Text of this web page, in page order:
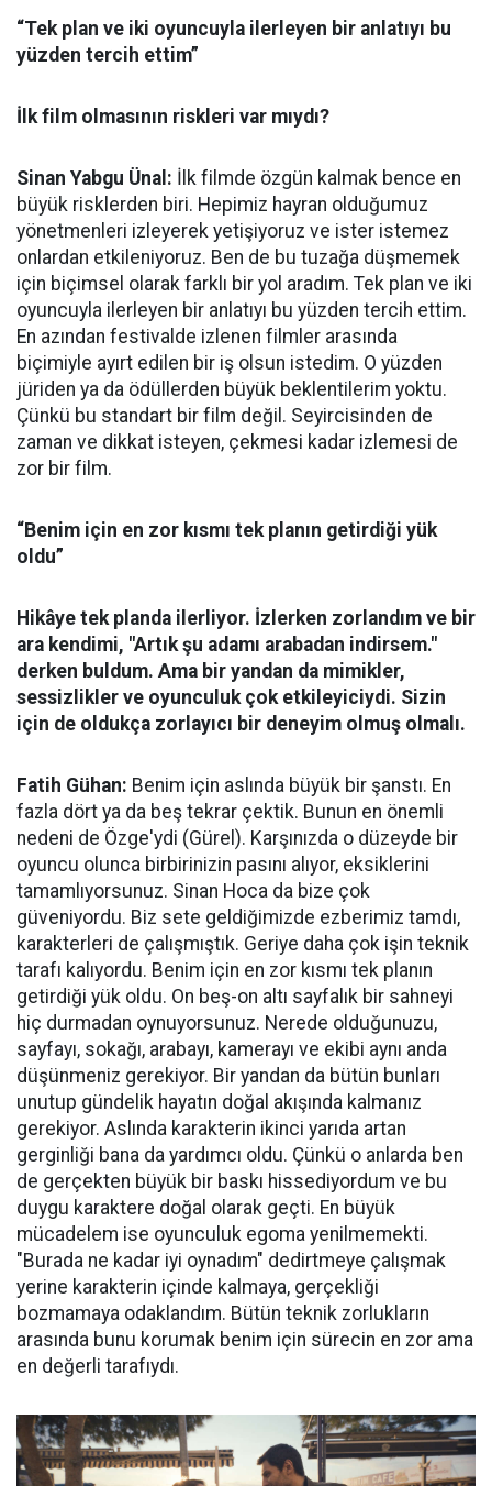
“Tek plan ve iki oyuncuyla ilerleyen bir anlatıyı bu
yüzden tercih ettim”
İlk film olmasının riskleri var mıydı?
Sinan Yabgu Ünal: İlk filmde özgün kalmak bence en
büyük risklerden biri. Hepimiz hayran olduğumuz
yönetmenleri izleyerek yetişiyoruz ve ister istemez
onlardan etkileniyoruz. Ben de bu tuzağa düşmemek
için biçimsel olarak farklı bir yol aradım. Tek plan ve iki
oyuncuyla ilerleyen bir anlatıyı bu yüzden tercih ettim.
En azından festivalde izlenen filmler arasında
biçimiyle ayırt edilen bir iş olsun istedim. O yüzden
jüriden ya da ödüllerden büyük beklentilerim yoktu.
Çünkü bu standart bir film değil. Seyircisinden de
zaman ve dikkat isteyen, çekmesi kadar izlemesi de
zor bir film.
“Benim için en zor kısmı tek planın getirdiği yük
oldu”
Hikâye tek planda ilerliyor. İzlerken zorlandım ve bir
ara kendimi, "Artık şu adamı arabadan indirsem."
derken buldum. Ama bir yandan da mimikler,
sessizlikler ve oyunculuk çok etkileyiciydi. Sizin
için de oldukça zorlayıcı bir deneyim olmuş olmalı.
Fatih Gühan: Benim için aslında büyük bir şanstı. En
fazla dört ya da beş tekrar çektik. Bunun en önemli
nedeni de Özge'ydi (Gürel). Karşınızda o düzeyde bir
oyuncu olunca birbirinizin pasını alıyor, eksiklerini
tamamlıyorsunuz. Sinan Hoca da bize çok
güveniyordu. Biz sete geldiğimizde ezberimiz tamdı,
karakterleri de çalışmıştık. Geriye daha çok işin teknik
tarafı kalıyordu. Benim için en zor kısmı tek planın
getirdiği yük oldu. On beş-on altı sayfalık bir sahneyi
hiç durmadan oynuyorsunuz. Nerede olduğunuzu,
sayfayı, sokağı, arabayı, kamerayı ve ekibi aynı anda
düşünmeniz gerekiyor. Bir yandan da bütün bunları
unutup gündelik hayatın doğal akışında kalmanız
gerekiyor. Aslında karakterin ikinci yarıda artan
gerginliği bana da yardımcı oldu. Çünkü o anlarda ben
de gerçekten büyük bir baskı hissediyordum ve bu
duygu karaktere doğal olarak geçti. En büyük
mücadelem ise oyunculuk egoma yenilmemekti.
"Burada ne kadar iyi oynadım" dedirtmeye çalışmak
yerine karakterin içinde kalmaya, gerçekliği
bozmamaya odaklandım. Bütün teknik zorlukların
arasında bunu korumak benim için sürecin en zor ama
en değerli tarafıydı.